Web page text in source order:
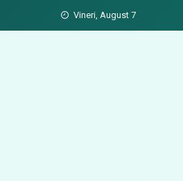
Vineri, August 7